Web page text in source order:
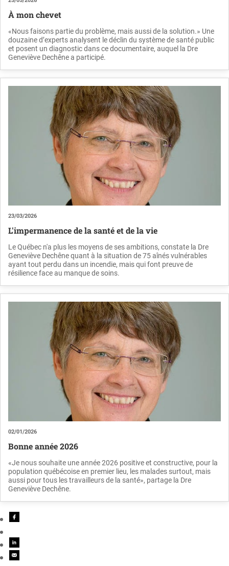
À mon chevet
«Nous faisons partie du problème, mais aussi de la solution.» Une
douzaine d’experts analysent le déclin du système de santé public
et posent un diagnostic dans ce documentaire, auquel la Dre
Geneviève Dechêne a participé.
23/03/2026
L'impermanence de la santé et de la vie
Le Québec n'a plus les moyens de ses ambitions, constate la Dre
Geneviève Dechêne quant à la situation de 75 aînés vulnérables
ayant tout perdu dans un incendie, mais qui font preuve de
résilience face au manque de soins.
02/01/2026
Bonne année 2026
«Je nous souhaite une année 2026 positive et constructive, pour la
population québécoise en premier lieu, les malades surtout, mais
aussi pour tous les travailleurs de la santé», partage la Dre
Geneviève Dechêne.